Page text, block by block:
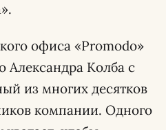
офиса «Promodo»
Александра Колба с
из многих десятков
компании. Одного